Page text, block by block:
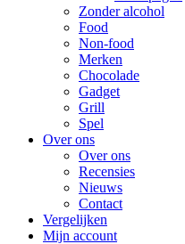
Zonder alcohol
Food
Non-food
Merken
Chocolade
Gadget
Grill
Spel
Over ons
Over ons
Recensies
Nieuws
Contact
Vergelijken
Mijn account